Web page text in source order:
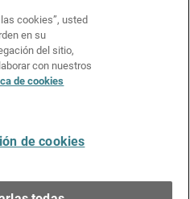
cookies”, usted
en su
del sitio,
con nuestros
de cookies
de cookies